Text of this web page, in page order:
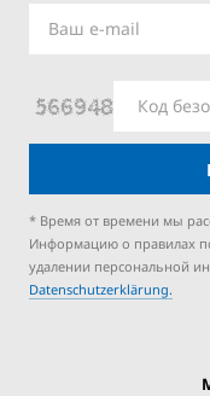
* Время от времени мы
Информацию о правилах
удалении персональной
Datenschutzerklärung.